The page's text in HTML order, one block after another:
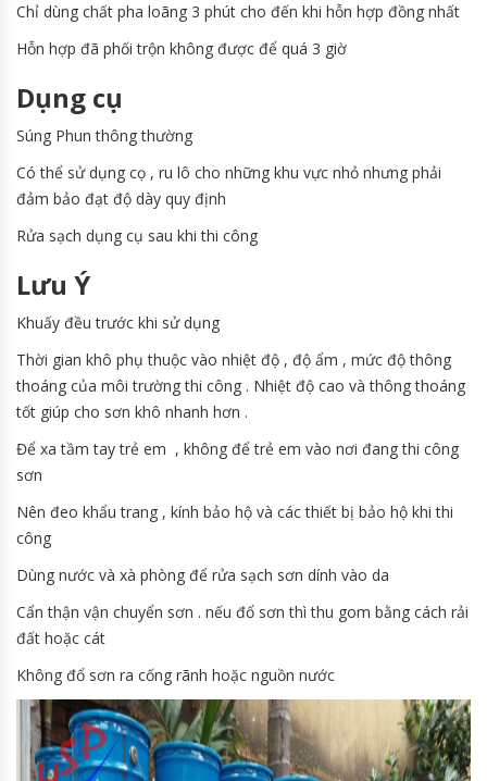
Chỉ dùng chất pha loãng 3 phút cho đến khi hỗn hợp đồng nhất
Hỗn hợp đã phối trộn không được để quá 3 giờ
Dụng cụ
Súng Phun thông thường
Có thể sử dụng cọ , ru lô cho những khu vực nhỏ nhưng phải
đảm bảo đạt độ dày quy định
Rửa sạch dụng cụ sau khi thi công
Lưu Ý
Khuấy đều trước khi sử dụng
Thời gian khô phụ thuộc vào nhiệt độ , độ ẩm , mức độ thông
thoáng của môi trường thi công . Nhiệt độ cao và thông thoáng
tốt giúp cho sơn khô nhanh hơn .
Để xa tầm tay trẻ em , không để trẻ em vào nơi đang thi công
sơn
Nên đeo khẩu trang , kính bảo hộ và các thiết bị bảo hộ khi thi
công
Dùng nước và xà phòng để rửa sạch sơn dính vào da
Cẩn thận vận chuyển sơn . nếu đổ sơn thì thu gom bằng cách rải
đất hoặc cát
Không đổ sơn ra cống rãnh hoặc nguồn nước